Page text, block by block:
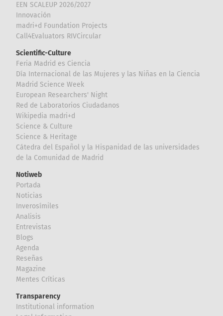
EEN SCALEUP 2026/2027
Innovación
madri+d Foundation Projects
Call4Evaluators RIVCircular
Scientific-Culture
Feria Madrid es Ciencia
Día Internacional de las Mujeres y las Niñas en la Ciencia
Madrid Science Week
European Researchers' Night
Red de Laboratorios Ciudadanos
Wikipedia madri+d
Science & Culture
Science & Heritage
Cátedra del Español y la Hispanidad de las universidades
de la Comunidad de Madrid
Notiweb
Portada
Noticias
Inverosímiles
Analisis
Entrevistas
Blogs
Agenda
Reseñas
Magazine
Mentes Críticas
Transparency
Institutional information